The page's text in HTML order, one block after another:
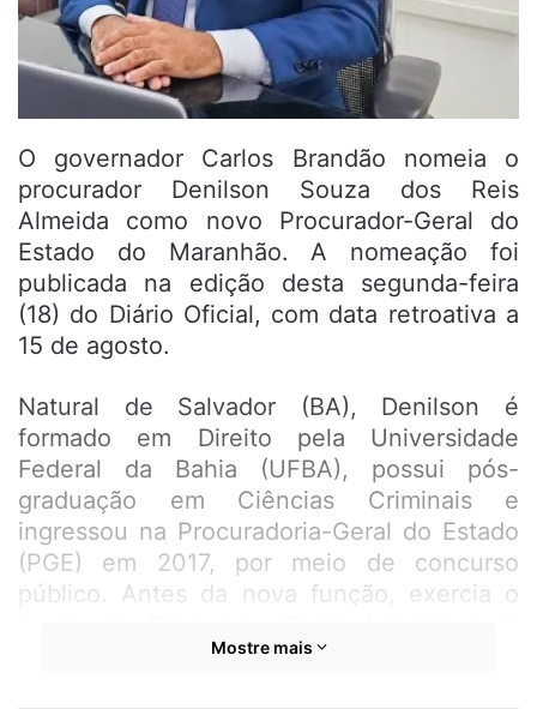
O governador Carlos Brandão nomeia o
procurador Denilson Souza dos Reis
Almeida como novo Procurador-Geral do
Estado do Maranhão. A nomeação foi
publicada na edição desta segunda-feira
(18) do Diário Oficial, com data retroativa a
15 de agosto.
Natural de Salvador (BA), Denilson é
formado em Direito pela Universidade
Federal da Bahia (UFBA), possui pós-
graduação em Ciências Criminais e
ingressou na Procuradoria-Geral do Estado
(PGE) em 2017, por meio de concurso
público. Antes da nova função, exercia o
Assuntos Estratégicos, sendo considerado
Mostre mais